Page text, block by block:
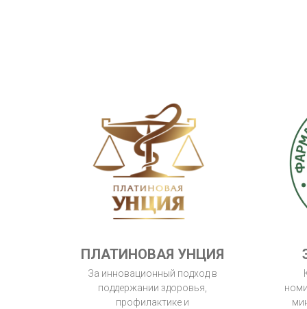
ПЛАТИНОВАЯ УНЦИЯ
За инновационный подход в
поддержании здоровья,
профилактике и